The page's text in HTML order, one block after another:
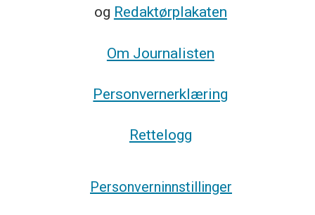
og Redaktørplakaten
Om Journalisten
Personvernerklæring
Rettelogg
Personverninnstillinger